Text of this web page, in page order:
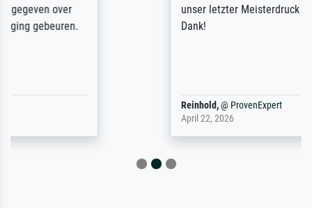
unser letzter Meisterdruck sein. Vielen
Dank!